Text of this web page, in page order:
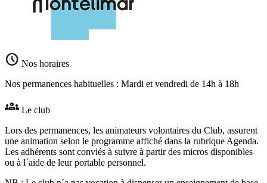
schedule Nos horaires
Nos permanences habituelles : Mardi et vendredi de 14h à 18h
groups Le club
Lors des permanences, les animateurs volontaires du Club, assurent
une animation selon le programme affiché dans la rubrique Agenda.
Les adhérents sont conviés à suivre à partir des micros disponibles
ou à l´aide de leur portable personnel.